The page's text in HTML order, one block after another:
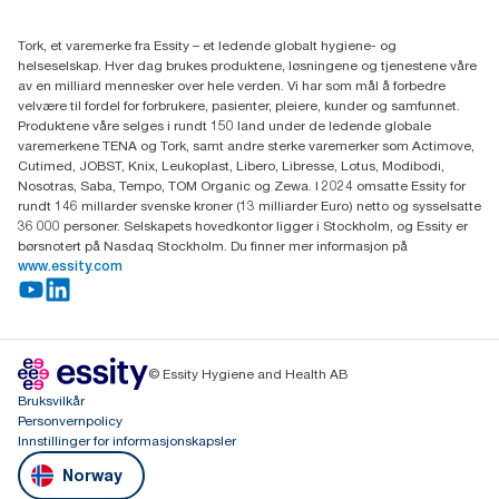
(+47) 22 70 62 00
Fredrik Selmers vei 6
0603 OSLO
Tork, et varemerke fra Essity – et ledende globalt hygiene- og
helseselskap. Hver dag brukes produktene, løsningene og tjenestene våre
av en milliard mennesker over hele verden. Vi har som mål å forbedre
velvære til fordel for forbrukere, pasienter, pleiere, kunder og samfunnet.
Produktene våre selges i rundt 150 land under de ledende globale
varemerkene TENA og Tork, samt andre sterke varemerker som Actimove,
Cutimed, JOBST, Knix, Leukoplast, Libero, Libresse, Lotus, Modibodi,
Nosotras, Saba, Tempo, TOM Organic og Zewa. I 2024 omsatte Essity for
rundt 146 millarder svenske kroner (13 milliarder Euro) netto og sysselsatte
36 000 personer. Selskapets hovedkontor ligger i Stockholm, og Essity er
børsnotert på Nasdaq Stockholm. Du finner mer informasjon på
www.essity.com
© Essity Hygiene and Health AB
Bruksvilkår
Personvernpolicy
Innstillinger for informasjonskapsler
Norway